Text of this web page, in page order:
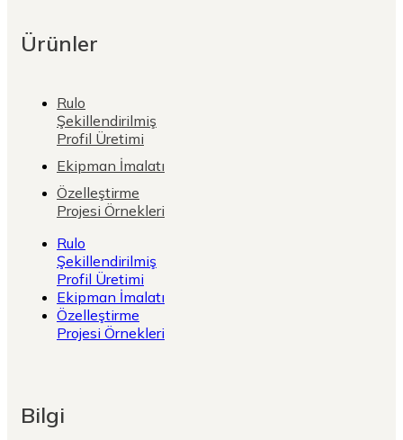
Ürünler
Rulo
Şekillendirilmiş
Profil Üretimi
Ekipman İmalatı
Özelleştirme
Projesi Örnekleri
Rulo
Şekillendirilmiş
Profil Üretimi
Ekipman İmalatı
Özelleştirme
Projesi Örnekleri
Bilgi